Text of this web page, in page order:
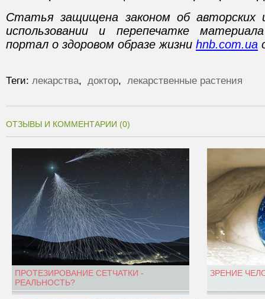
Статья защищена законом об авторских
использовании и перепечатке
портал о здоровом образе жизни hnb.com.ua
Теги: лекарства, доктор, лекарственные растения
ОТЗЫВЫ И КОММЕНТАРИИ (0)
ПРОТЕЗИРОВАНИЕ СЕТЧАТКИ -
РЕАЛЬНОСТЬ?
ЗРЕНИЕ